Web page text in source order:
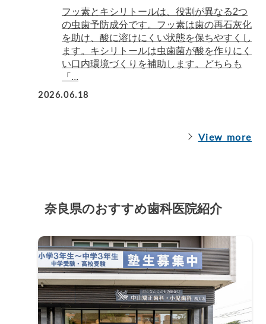
フッ素とキシリトールは、役割が異なる2つ
の虫歯予防成分です。フッ素は歯の再石灰化
を助け、酸に溶けにくい状態を保ちやすくし
ます。キシリトールは虫歯菌が酸を作りにく
い口内環境づくりを補助します。どちらも
「...
2026.06.18
View more
奈良県のおすすめ歯科医院紹介